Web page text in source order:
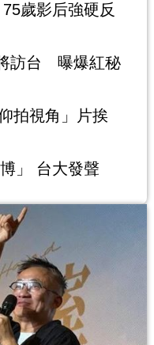
歲影后強硬反
訪台 曝爆紅秘
拍視角」片挨
」 台大發聲